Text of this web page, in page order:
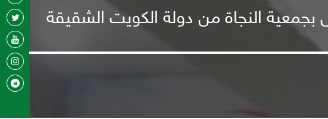
بجمعية النجاة من دولة الكويت الشقيقة